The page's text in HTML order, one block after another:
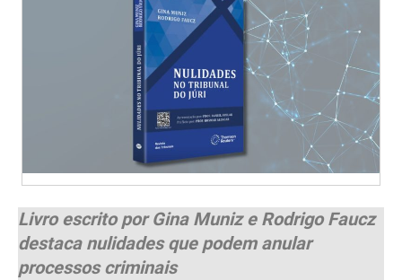
Livro escrito por Gina Muniz e Rodrigo Faucz
destaca nulidades que podem anular
processos criminais